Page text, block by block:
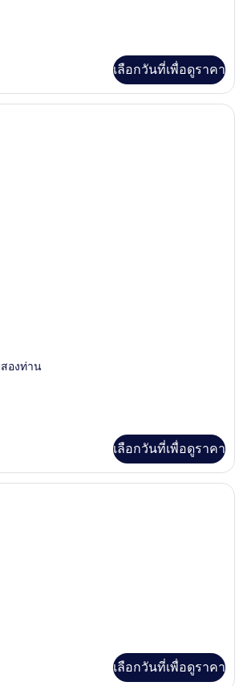
เลือกวันที่เพื่อดูราคา
องท่าน
เลือกวันที่เพื่อดูราคา
โต๊ะทำงาน, พื้นที่ทำงานแบบใช้แล็ปท็อ
เลือกวันที่เพื่อดูราคา